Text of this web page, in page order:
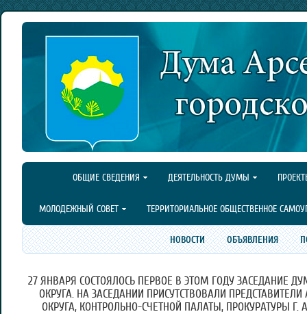
ОБЩИЕ СВЕДЕНИЯ ДЕЯТЕЛЬНОСТЬ ДУМЫ
МОЛОДЕЖНЫЙ СОВЕТ ТЕРРИТОРИАЛЬНОЕ ОБЩЕСТВЕННОЕ
НОВОСТИ ОБЪЯВЛЕНИЯ
27 ЯНВАРЯ СОСТОЯЛОСЬ ПЕРВОЕ В ЭТОМ ГОДУ ЗАСЕДАНИЕ
ОКРУГА. НА ЗАСЕДАНИИ ПРИСУТСТВОВАЛИ
ОКРУГА, КОНТРОЛЬНО-СЧЕТНОЙ ПАЛАТЫ, ПРОКУРАТУРЫ Г.